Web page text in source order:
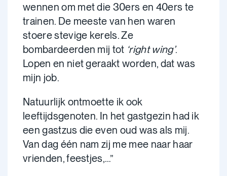
wennen om met die 30ers en 40ers te
trainen. De meeste van hen waren
stoere stevige kerels. Ze
bombardeerden mij tot ‘right wing’.
Lopen en niet geraakt worden, dat was
mijn job.
Natuurlijk ontmoette ik ook
leeftijdsgenoten. In het gastgezin had ik
een gastzus die even oud was als mij.
Van dag één nam zij me mee naar haar
vrienden, feestjes,…”